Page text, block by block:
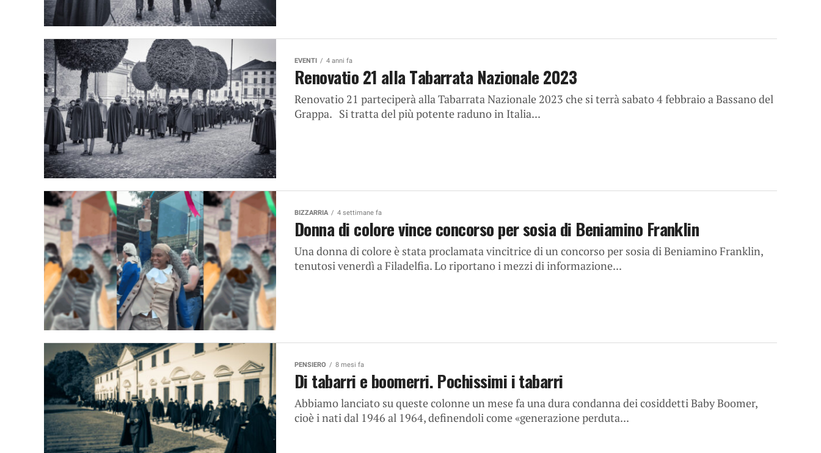
EVENTI 4 anni fa
Renovatio 21 alla Tabarrata Nazionale 2023
Renovatio 21 parteciperà alla Tabarrata Nazionale 2023 che si terrà sabato 4 febbraio a Bassano del
Grappa. Si tratta del più potente raduno in Italia...
BIZZARRIA 4 settimane fa
Donna di colore vince concorso per sosia di Beniamino Franklin
Una donna di colore è stata proclamata vincitrice di un concorso per sosia di Beniamino Franklin,
tenutosi venerdì a Filadelfia. Lo riportano i mezzi di informazione...
PENSIERO 8 mesi fa
Di tabarri e boomerri. Pochissimi i tabarri
Abbiamo lanciato su queste colonne un mese fa una dura condanna dei cosiddetti Baby Boomer,
cioè i nati dal 1946 al 1964, definendoli come «generazione perduta...